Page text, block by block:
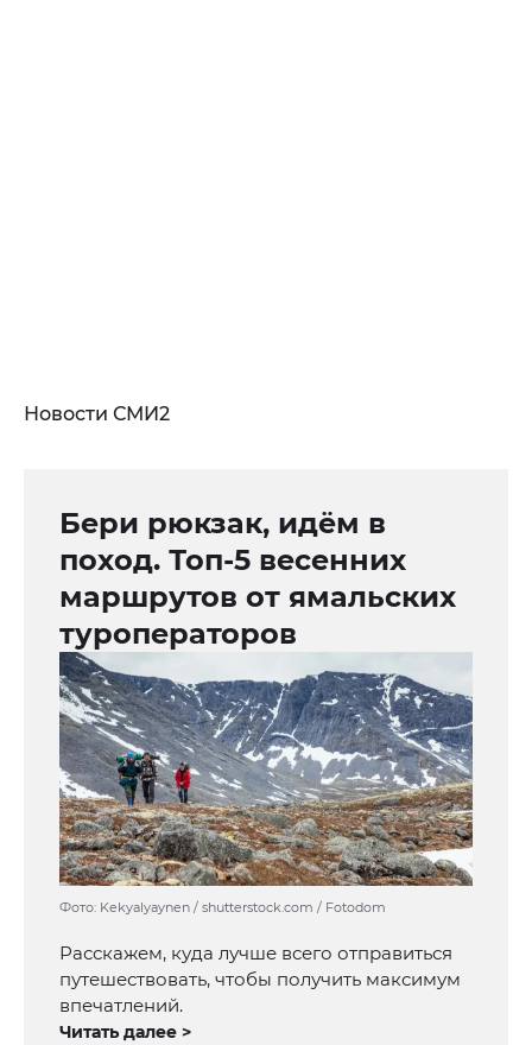
Новости СМИ2
Бери рюкзак, идём в
поход. Топ-5 весенних
маршрутов от ямальских
туроператоров
Фото: Kekyalyaynen / shutterstock.com / Fotodom
Расскажем, куда лучше всего отправиться
путешествовать, чтобы получить максимум
впечатлений.
Читать далее >